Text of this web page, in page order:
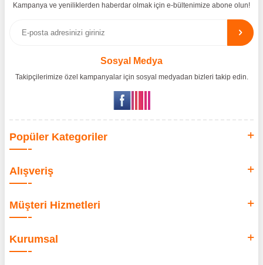
etmektedir. Tüm ithalat süreçlerimizde orijinallik belgeleri ve üretici iş
birlikleriyle çalışarak, ürünlerin en güvenilir şekilde Türkiye pazarına
ulaşmasını sağlıyoruz. Amacımız, dünya genelinde milyonlarca
kullanıcıya hitap eden bu markaları, Türk tüketicilerle doğrudan, güvenli
Kampanya ve yeniliklerden haberdar olmak için e-bültenimize abone olun!
Sosyal Medya
Takipçilerimize özel kampanyalar için sosyal medyadan bizleri takip edin.
Popüler Kategoriler
Alışveriş
Müşteri Hizmetleri
Kurumsal